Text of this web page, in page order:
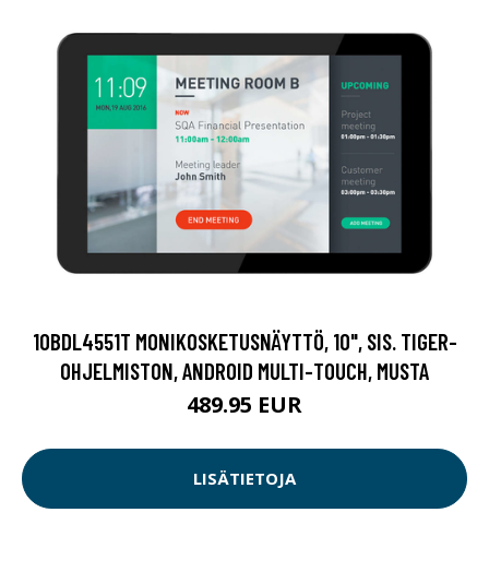
10BDL4551T MONIKOSKETUSNÄYTTÖ, 10", SIS. TIGER-
OHJELMISTON, ANDROID MULTI-TOUCH, MUSTA
489.95 EUR
LISÄTIETOJA